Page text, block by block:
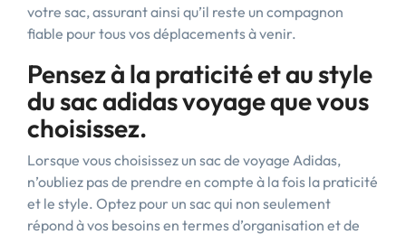
votre sac, assurant ainsi qu’il reste un compagnon
fiable pour tous vos déplacements à venir.
Pensez à la praticité et au style
du sac adidas voyage que vous
choisissez.
Lorsque vous choisissez un sac de voyage Adidas,
n’oubliez pas de prendre en compte à la fois la praticité
et le style. Optez pour un sac qui non seulement
répond à vos besoins en termes d’organisation et de